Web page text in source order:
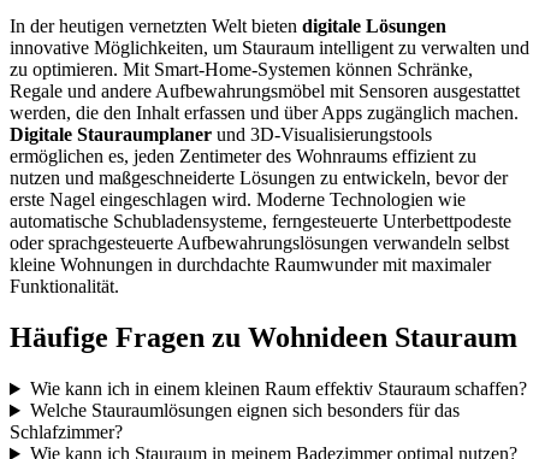
In der heutigen vernetzten Welt bieten digitale Lösungen
innovative Möglichkeiten, um Stauraum intelligent zu verwalten und
zu optimieren. Mit Smart-Home-Systemen können Schränke,
Regale und andere Aufbewahrungsmöbel mit Sensoren ausgestattet
werden, die den Inhalt erfassen und über Apps zugänglich machen.
Digitale Stauraumplaner und 3D-Visualisierungstools
ermöglichen es, jeden Zentimeter des Wohnraums effizient zu
nutzen und maßgeschneiderte Lösungen zu entwickeln, bevor der
erste Nagel eingeschlagen wird. Moderne Technologien wie
automatische Schubladensysteme, ferngesteuerte Unterbettpodeste
oder sprachgesteuerte Aufbewahrungslösungen verwandeln selbst
kleine Wohnungen in durchdachte Raumwunder mit maximaler
Funktionalität.
Häufige Fragen zu Wohnideen Stauraum
Wie kann ich in einem kleinen Raum effektiv Stauraum schaffen?
Welche Stauraumlösungen eignen sich besonders für das
Schlafzimmer?
Wie kann ich Stauraum in meinem Badezimmer optimal nutzen?